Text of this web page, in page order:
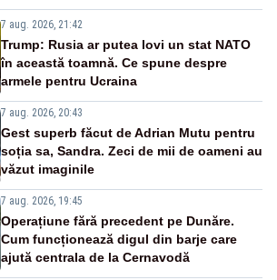
7 aug. 2026, 21:42
Trump: Rusia ar putea lovi un stat NATO
în această toamnă. Ce spune despre
armele pentru Ucraina
7 aug. 2026, 20:43
Gest superb făcut de Adrian Mutu pentru
soția sa, Sandra. Zeci de mii de oameni au
văzut imaginile
7 aug. 2026, 19:45
Operațiune fără precedent pe Dunăre.
Cum funcționează digul din barje care
ajută centrala de la Cernavodă